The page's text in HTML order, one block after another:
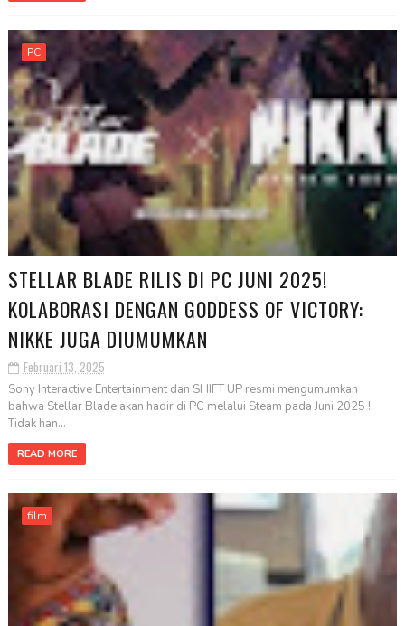
PC
STELLAR BLADE RILIS DI PC JUNI 2025!
KOLABORASI DENGAN GODDESS OF VICTORY:
NIKKE JUGA DIUMUMKAN
Februari 13, 2025
Sony Interactive Entertainment dan SHIFT UP resmi mengumumkan
bahwa Stellar Blade akan hadir di PC melalui Steam pada Juni 2025 !
Tidak han...
READ MORE
film